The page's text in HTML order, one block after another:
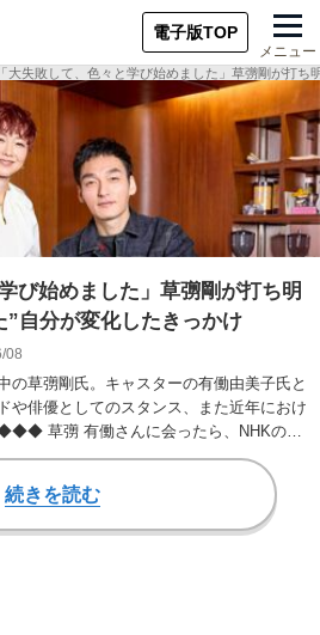
電子版TOP
メニュー
「大失敗して、色々と学び始めました」草彅剛が打
び始めました」草彅剛が打ち明
”自分が変化したきっかけ
08
の草彅剛氏。キャスターの有働由美子氏と
や俳優としてのスタンス、また近年におけ
草彅 有働さんに会ったら、NHKの
続きを読む